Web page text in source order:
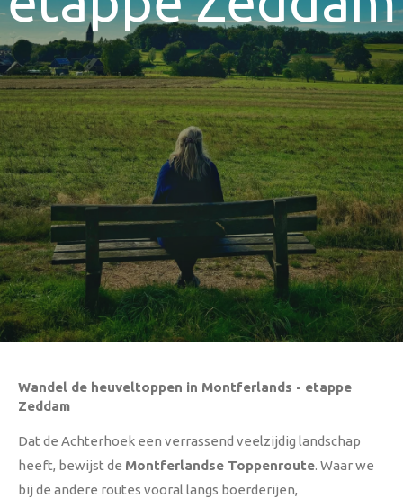
Wandel de heuveltoppen in Montferlands - etappe
Zeddam
Dat de Achterhoek een verrassend veelzijdig landschap
heeft, bewijst de Montferlandse Toppenroute. Waar we
bij de andere routes vooral langs boerderijen,